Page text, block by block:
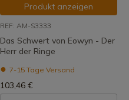
Produkt anzeigen
REF: AM-S3333
Das Schwert von Eowyn - Der
Herr der Ringe
7-15 Tage Versand
103,46 €